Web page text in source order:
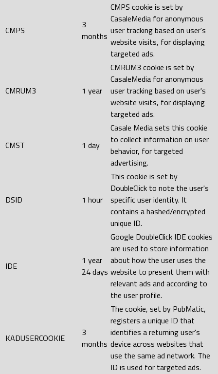
CMPS
3
months
CMPS cookie is set by
CasaleMedia for anonymous
user tracking based on user's
website visits, for displaying
targeted ads.
CMRUM3 1 year
CMRUM3 cookie is set by
CasaleMedia for anonymous
user tracking based on user's
website visits, for displaying
targeted ads.
CMST 1 day
Casale Media sets this cookie
to collect information on user
behavior, for targeted
advertising.
DSID 1 hour
This cookie is set by
DoubleClick to note the user's
specific user identity. It
contains a hashed/encrypted
unique ID.
IDE
1 year
24 days
Google DoubleClick IDE cookies
are used to store information
about how the user uses the
website to present them with
relevant ads and according to
the user profile.
KADUSERCOOKIE
3
months
The cookie, set by PubMatic,
registers a unique ID that
identifies a returning user's
device across websites that
use the same ad network. The
ID is used for targeted ads.